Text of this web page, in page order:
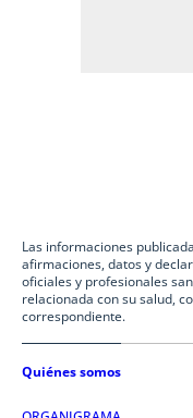
Las informaciones
afirmaciones, datos y
oficiales y profesionales
relacionada con su salud,
correspondiente.
Quiénes somos